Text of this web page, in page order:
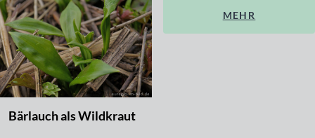
Bärlauch als Wildkraut
MEHR